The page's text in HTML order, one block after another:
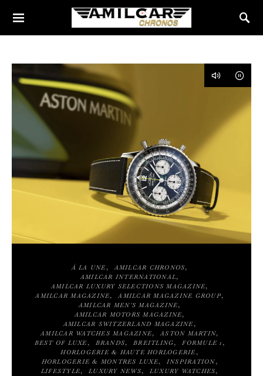
À LA UNE
AMILCAR CHRONOS
AMILCAR INTERNATIONAL
AMILCAR LUXURY SELECTIONS MAGAZINE
AMILCAR MAGAZINE
AMILCAR MAGAZINE GROUP
AMILCAR MEN'S MAGAZINE
AMILCAR MOTORS MAGAZINE
AMILCAR SWITZERLAND MAGAZINE
AMILCAR WATCHES MAGAZINE
ASTON MARTIN
BEST OF LUXE
BRANDS BREITLING
FORMULE 1
HORLOGERIE & HAUTE HORLOGERIE
HORLOGERIE & MONTRES LUXE
INSPIRATION
LIFESTYLE
LUXURY NEWS
LUXURY WATCHES